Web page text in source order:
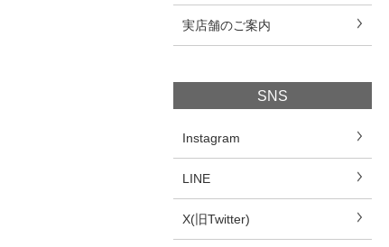
実店舗のご案内
SNS
Instagram
LINE
X(旧Twitter)